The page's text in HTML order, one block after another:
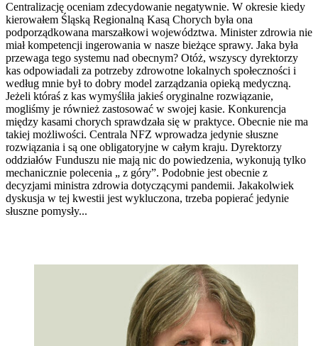
Centralizację oceniam zdecydowanie negatywnie. W okresie kiedy
kierowałem Śląską Regionalną Kasą Chorych była ona
podporządkowana marszałkowi województwa. Minister zdrowia nie
miał kompetencji ingerowania w nasze bieżące sprawy. Jaka była
przewaga tego systemu nad obecnym? Otóż, wszyscy dyrektorzy
kas odpowiadali za potrzeby zdrowotne lokalnych społeczności i
według mnie był to dobry model zarządzania opieką medyczną.
Jeżeli któraś z kas wymyśliła jakieś oryginalne rozwiązanie,
mogliśmy je również zastosować w swojej kasie. Konkurencja
między kasami chorych sprawdzała się w praktyce. Obecnie nie ma
takiej możliwości. Centrala NFZ wprowadza jedynie słuszne
rozwiązania i są one obligatoryjne w całym kraju. Dyrektorzy
oddziałów Funduszu nie mają nic do powiedzenia, wykonują tylko
mechanicznie polecenia „ z góry”. Podobnie jest obecnie z
decyzjami ministra zdrowia dotyczącymi pandemii. Jakakolwiek
dyskusja w tej kwestii jest wykluczona, trzeba popierać jedynie
słuszne pomysły...